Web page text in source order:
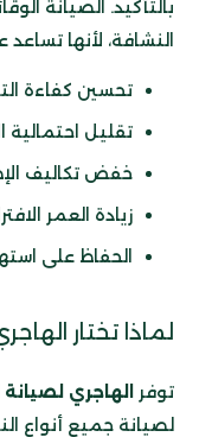
بالتأكيد. الصيانة
النشافة، لأنها تساعد
تحسين كفاءة
تقليل احتمالية
خفض تكاليف
زيادة العمر
الحفاظ على
لماذا تختار
توفر الهاجري
لصيانة جميع أنواع